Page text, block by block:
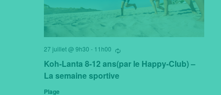
Koh-Lanta 8-12 ans(par le Happy-Club) –
La semaine sportive
27 juillet @ 9h30 - 11h00
Se
Plage